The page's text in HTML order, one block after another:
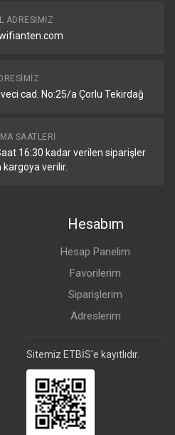
ADRESIMIZ
cad. No:25/a Çorlu Tekirdağ
SAATLERI
16:30 kadar verilen siparişler
kargoya verilir.
Hesabım
Hesap Panelim
Favorilerim
Siparişlerim
Adreslerim
Sitemiz ETBİS'e kayıtlıdır.